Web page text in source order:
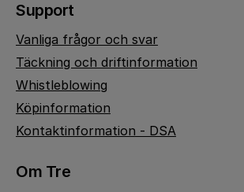
Support
Vanliga frågor och svar
Täckning och driftinformation
Whistleblowing
Köpinformation
Kontaktinformation - DSA
Om Tre